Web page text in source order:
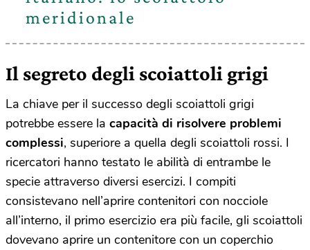
meridionale
Il segreto degli scoiattoli grigi
La chiave per il successo degli scoiattoli grigi
potrebbe essere la capacità di risolvere problemi
complessi, superiore a quella degli scoiattoli rossi. I
ricercatori hanno testato le abilità di entrambe le
specie attraverso diversi esercizi. I compiti
consistevano nell’aprire contenitori con nocciole
all’interno, il primo esercizio era più facile, gli scoiattoli
dovevano aprire un contenitore con un coperchio